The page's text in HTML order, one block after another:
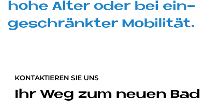
hohe Al­ter oder bei ein­
ge­schränk­ter Mo­bi­li­tät.
KONTAKTIEREN SIE UNS
Ihr Weg zum neuen Bad